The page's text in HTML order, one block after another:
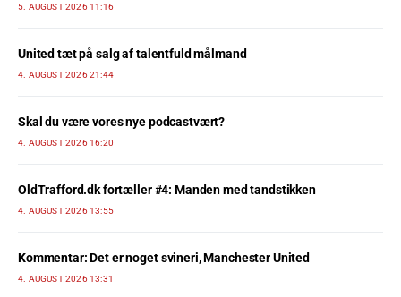
5. AUGUST 2026 11:16
United tæt på salg af talentfuld målmand
4. AUGUST 2026 21:44
Skal du være vores nye podcastvært?
4. AUGUST 2026 16:20
OldTrafford.dk fortæller #4: Manden med tandstikken
4. AUGUST 2026 13:55
Kommentar: Det er noget svineri, Manchester United
4. AUGUST 2026 13:31